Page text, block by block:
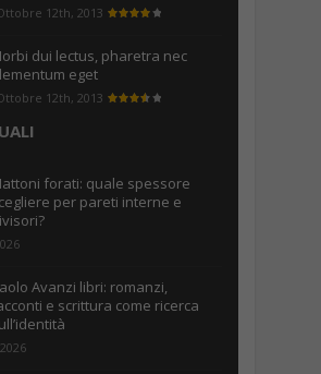
12th, 2013
dui lectus, pharetra nec
eget
12th, 2013
forati: quale spessore
per pareti interne e
Avanzi libri: romanzi,
e scrittura come ricerca